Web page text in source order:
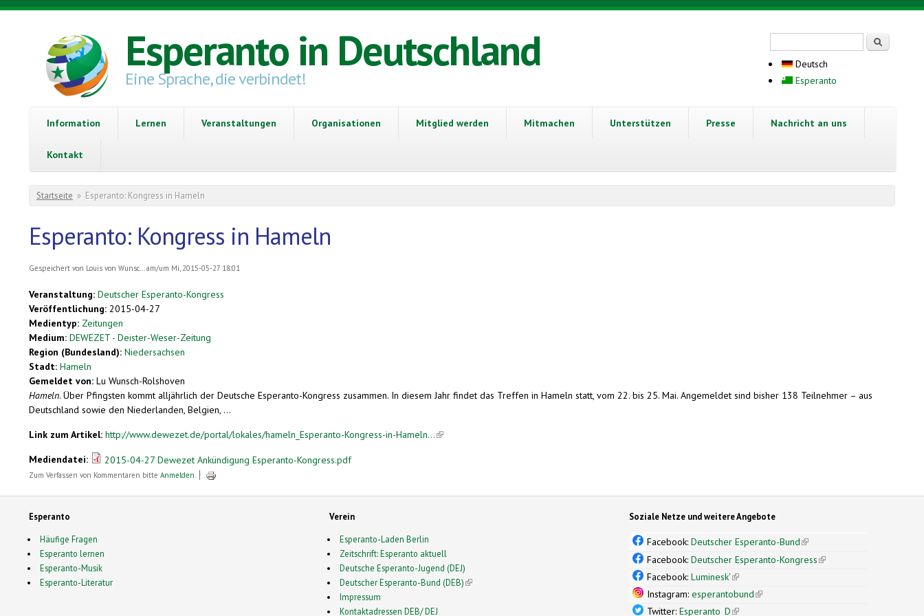
Direkt zum Inhalt
Esperanto in Deutschland
Eine Sprache, die verbindet!
Deutsch
Esperanto
Information Lernen Veranstaltungen Organisationen Mitglied werden Mitmachen Unterstützen Presse Nachricht an uns
Kontakt
Sie sind hier
Startseite » Esperanto: Kongress in Hameln
Esperanto: Kongress in Hameln
Gespeichert von Louis von Wunsc...am/um Mi, 2015-05-27 18:01
Veranstaltung: Deutscher Esperanto-Kongress
Veröffentlichung: 2015-04-27
Medientyp: Zeitungen
Medium: DEWEZET - Deister-Weser-Zeitung
Region (Bundesland): Niedersachsen
Stadt: Hameln
Gemeldet von: Lu Wunsch-Rolshoven
Hameln. Über Pfingsten kommt alljährlich der Deutsche Esperanto-Kongress zusammen. In diesem Jahr findet das Treffen in Hameln statt, vom 22. bis 25. Mai. Angemeldet sind bisher 138 Teilnehmer – aus
Deutschland sowie den Niederlanden, Belgien, ...
Link zum Artikel: http://www.dewezet.de/portal/lokales/hameln_Esperanto-Kongress-in-Hameln...(link is external)
Mediendatei:
2015-04-27 Dewezet Ankündigung Esperanto-Kongress.pdf
Zum Verfassen von Kommentaren bitte Anmelden.
Esperanto
Häufige Fragen
Esperanto lernen
Esperanto-Musik
Esperanto-Literatur
Verein
Esperanto-Laden Berlin
Zeitschrift: Esperanto aktuell
Deutsche Esperanto-Jugend (DEJ)
Deutscher Esperanto-Bund (DEB)(link is external)
Impressum
Kontaktadressen DEB/ DEJ
Soziale Netze und weitere Angebote
Facebook:Deutscher Esperanto-Bund(link is external)
Facebook:Deutscher Esperanto-Kongress(link is external)
Facebook:Luminesk'(link is external)
Instagram:esperantobund(link is external)
Twitter:Esperanto_D(link is external)